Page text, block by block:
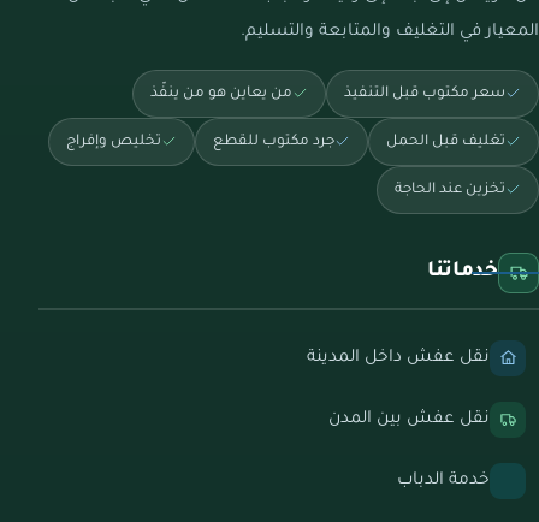
المعيار في التغليف والمتابعة والتسليم.
سعر مكتوب قبل التنفيذ من يعاين هو من ينفّذ
تغليف قبل الحمل جرد مكتوب للقطع تخليص وإفراج
تخزين عند الحاجة
خدماتنا
نقل عفش داخل المدينة
نقل عفش بين المدن
خدمة الدباب